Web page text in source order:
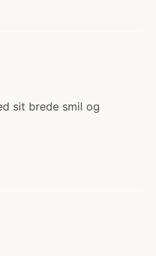
sit brede smil og